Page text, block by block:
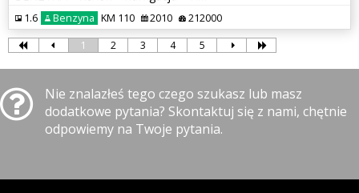
1.6 Benzyna KM 110 2010 212000
1 2 3 4 5
Nie znalazłeś tego czego szukasz lub masz
dodatkowe pytania? Skontaktuj się z nami, chętnie
odpowiemy na Twoje pytania.